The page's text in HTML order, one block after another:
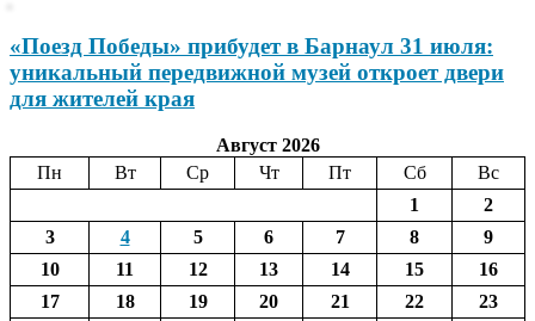
«Поезд Победы» прибудет в Барнаул 31 июля:
уникальный передвижной музей откроет двери
для жителей края
Август 2026
Пн
Вт Ср Чт Пт Сб
Вс
1
2
3
4 5 6 7 8
9
10
11 12 13 14 15
16
17
18 19 20 21 22
23